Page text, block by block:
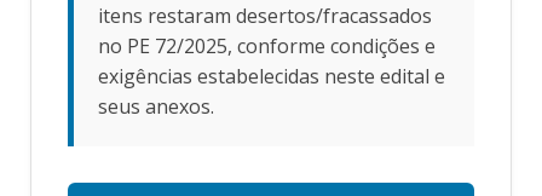
itens restaram desertos/fracassados
no PE 72/2025, conforme condições e
exigências estabelecidas neste edital e
seus anexos.